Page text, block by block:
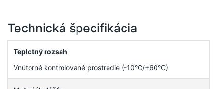
Technická špecifikácia
Teplotný rozsah
Vnútorné kontrolované prostredie (-10°C/+60°C)